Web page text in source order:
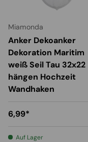
Miamonda
Anker Dekoanker
Dekoration Maritim
weiß Seil Tau 32x22
hängen Hochzeit
Wandhaken
Normaler Preis
6,99*
Auf Lager